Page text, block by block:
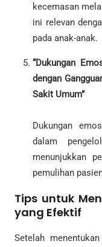
kecemasan
ini relevan
pada anak-anak.
“Dukungan
dengan
Sakit Umum”
Dukungan
dalam
menunjukkan
pemulihan
Tips untuk
yang Efektif
Setelah